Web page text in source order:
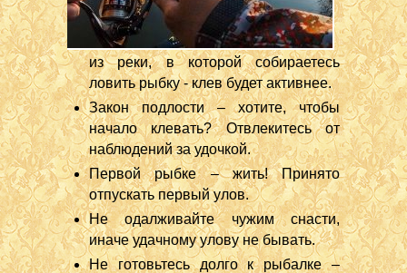
из реки, в которой собираетесь
ловить рыбку - клев будет активнее.
Закон подлости – хотите, чтобы
начало клевать? Отвлекитесь от
наблюдений за удочкой.
Первой рыбке – жить! Принято
отпускать первый улов.
Не одалживайте чужим снасти,
иначе удачному улову не бывать.
Не готовьтесь долго к рыбалке –